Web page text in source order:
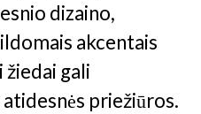
dizaino,
akcentais
gali
priežiūros.